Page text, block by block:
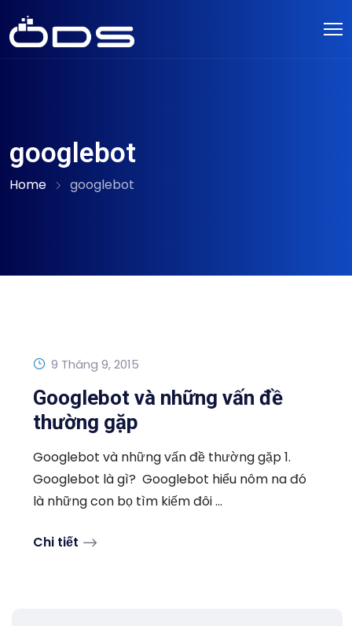
googlebot
Home googlebot
9 Tháng 9, 2015
Googlebot và những vấn đề
thường gặp
Googlebot và những vấn đề thường gặp 1.
Googlebot là gì? Googlebot hiểu nôm na đó
là những con bọ tìm kiếm đôi ...
Chi tiết